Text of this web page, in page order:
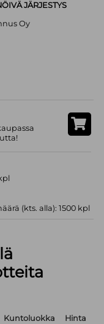
JÄRJESTYS
Oy
(kts. alla): 1500 kpl
Kuntoluokka
Hinta